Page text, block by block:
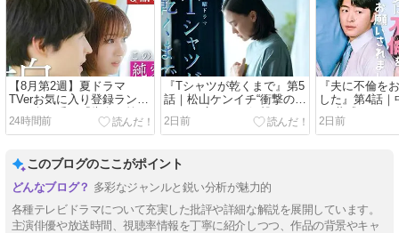
【8月第2週】夏ドラマ
TVerお気に入り登録ランキ
ング全51番組『告白』第5
話で増加数UP！
24時間前
『Tシャツが乾くまで』第5
話｜松山ケンイチ“衝撃のラ
スト”が言うほど衝撃ではな
い理由【ネタバレ】
2日前
『夫に不倫を
した』第4話｜
か“共感できな
モヤモヤ解消
2日前
このブログのここがポイント
多彩なジャンルと鋭い分析が魅力的
各種テレビドラマについて充実した批評や詳細な解説を展開しています。
主演俳優や放送時間、視聴率情報を丁寧に紹介しつつ、作品の背景やキャ